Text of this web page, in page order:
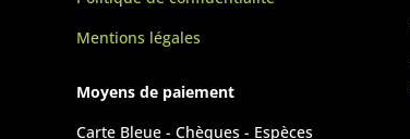
Mentions légales
Moyens de paiement
Carte Bleue - Chèques - Espèces